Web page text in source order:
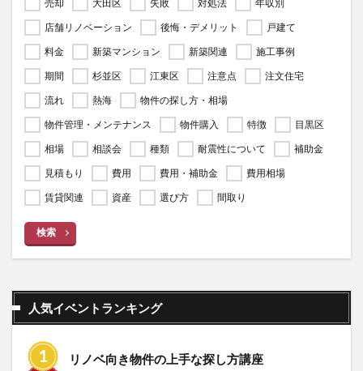
売却
大田区 失敗 対処法
年収別
店舗リノベーション
後悔・デメリット
戸建て
料金
新築マンション 新築関連
施工事例
期間
杉並区 江東区 注意点
注文住宅
流れ
熱海
物件の探し方・相場
物件管理・メンテナンス
物件購入 特徴
目黒区
相場
相談会 種類 耐震性について
補助金
見積もり
費用 費用・補助金
費用相場
賃貸関連
資産 選び方 間取り
検索
人気イベントランキング
リノベ向き物件の上手な探し方講座